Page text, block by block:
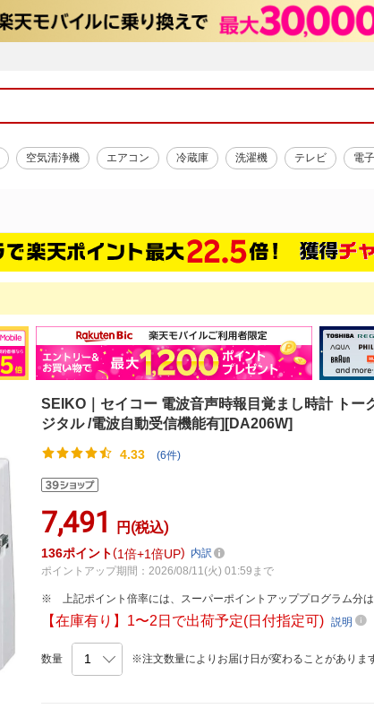
空気清浄機 エアコン 冷蔵庫 洗濯機 テレビ 電
SEIKO｜セイコー 電波音声時報目覚まし時計 トー
ジタル /電波自動受信機能有][DA206W]
4.33 (6件)
7,491 円(税込)
136ポイント 1倍 1倍UP
内訳
ポイントアップ期間：2026/08/11(火) 01:59まで
上記ポイント倍率には、スーパーポイントアッププログラム分
【在庫有り】1〜2日で出荷予定(日付指定可)説明
数量 ※注文数量によりお届け日が変わることがありま